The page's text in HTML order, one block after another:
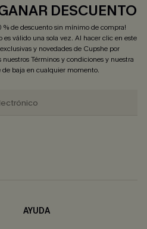
DESCUENTO
% de descuento sin mínimo de compra!
válido una sola vez. Al hacer clic en este
y novedades de Cupshe por
nuestrosTérminos y condicionesy nuestra
de baja en cualquier momento.
AYUDA